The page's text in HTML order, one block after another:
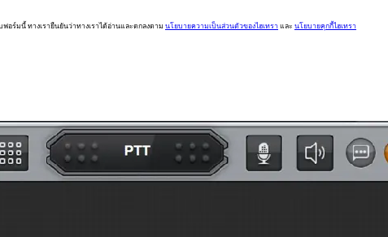
ฟอร์มนี้ ทางเรายืนยันว่าทางเราได้อ่านและตกลงตาม นโยบายความเป็นส่วนตัวของไฮเทรา และ นโยบายคุกกี้ไฮเทรา